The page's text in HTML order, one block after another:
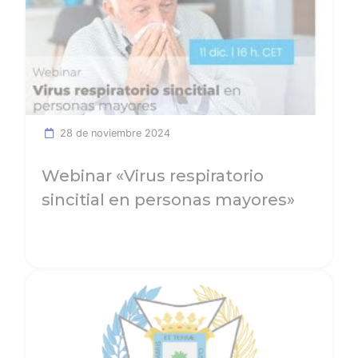
28 de noviembre 2024
Webinar «Virus respiratorio
sincitial en personas mayores»